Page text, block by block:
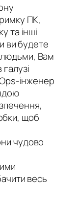
ПК,
та інші
ви будете
Вам
інженер
щоб
чудово
весь